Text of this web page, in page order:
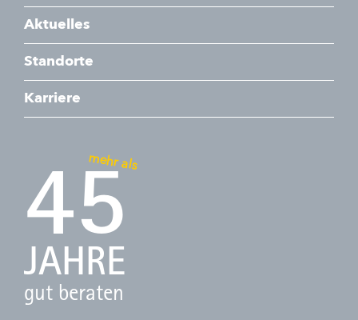
Aktuelles
Standorte
Karriere
mehr als
45
JAHRE
gut beraten